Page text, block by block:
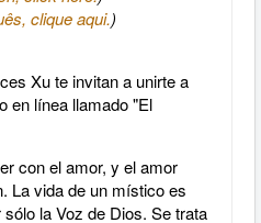
clique aqui.)
Xu te invitan a unirte a
en línea llamado "El
con el amor, y el amor
La vida de un místico es
la Voz de Dios. Se trata